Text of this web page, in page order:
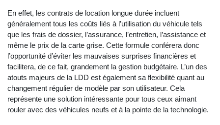
En effet, les contrats de location longue durée incluent
généralement tous les coûts liés à l’utilisation du véhicule tels
que les frais de dossier, l’assurance, l’entretien, l’assistance et
même le prix de la carte grise. Cette formule conférera donc
l’opportunité d’éviter les mauvaises surprises financières et
facilitera, de ce fait, grandement la gestion budgétaire. L’un des
atouts majeurs de la LDD est également sa flexibilité quant au
changement régulier de modèle par son utilisateur. Cela
représente une solution intéressante pour tous ceux aimant
rouler avec des véhicules neufs et à la pointe de la technologie.